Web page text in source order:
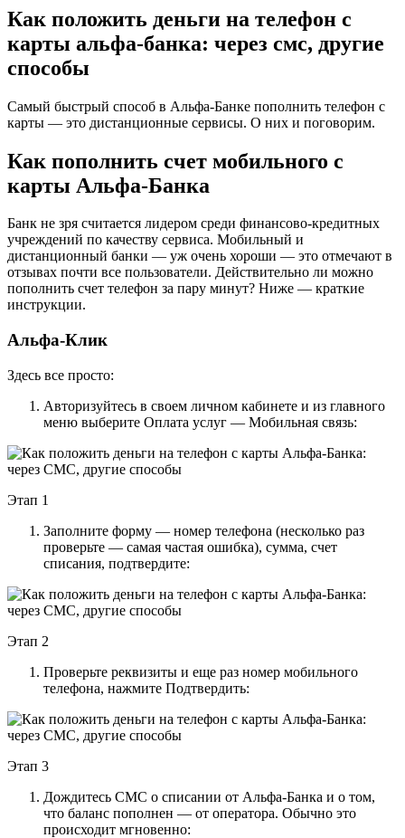
Как положить деньги на телефон с
карты альфа-банка: через смс, другие
способы
Самый быстрый способ в Альфа-Банке пополнить телефон с
карты — это дистанционные сервисы. О них и поговорим.
Как пополнить счет мобильного с
карты Альфа-Банка
Банк не зря считается лидером среди финансово-кредитных
учреждений по качеству сервиса. Мобильный и
дистанционный банки — уж очень хороши — это отмечают в
отзывах почти все пользователи. Действительно ли можно
пополнить счет телефон за пару минут? Ниже — краткие
инструкции.
Альфа-Клик
Здесь все просто:
Авторизуйтесь в своем личном кабинете и из главного
меню выберите Оплата услуг — Мобильная связь:
Этап 1
Заполните форму — номер телефона (несколько раз
проверьте — самая частая ошибка), сумма, счет
списания, подтвердите:
Этап 2
Проверьте реквизиты и еще раз номер мобильного
телефона, нажмите Подтвердить:
Этап 3
Дождитесь СМС о списании от Альфа-Банка и о том,
что баланс пополнен — от оператора. Обычно это
происходит мгновенно: